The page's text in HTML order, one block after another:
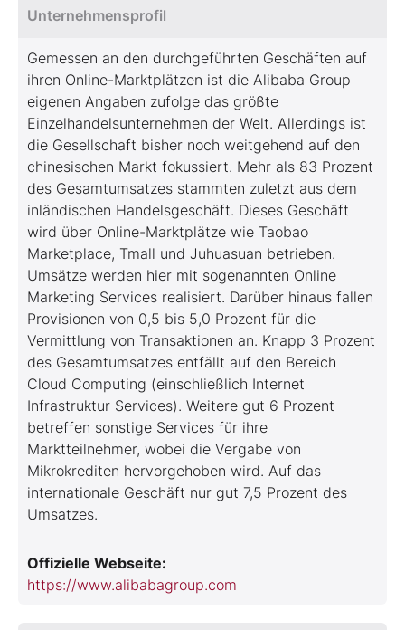
Unternehmensprofil
Gemessen an den durchgeführten Geschäften auf
ihren Online-Marktplätzen ist die Alibaba Group
eigenen Angaben zufolge das größte
Einzelhandelsunternehmen der Welt. Allerdings ist
die Gesellschaft bisher noch weitgehend auf den
chinesischen Markt fokussiert. Mehr als 83 Prozent
des Gesamtumsatzes stammten zuletzt aus dem
inländischen Handelsgeschäft. Dieses Geschäft
wird über Online-Marktplätze wie Taobao
Marketplace, Tmall und Juhuasuan betrieben.
Umsätze werden hier mit sogenannten Online
Marketing Services realisiert. Darüber hinaus fallen
Provisionen von 0,5 bis 5,0 Prozent für die
Vermittlung von Transaktionen an. Knapp 3 Prozent
des Gesamtumsatzes entfällt auf den Bereich
Cloud Computing (einschließlich Internet
Infrastruktur Services). Weitere gut 6 Prozent
betreffen sonstige Services für ihre
Marktteilnehmer, wobei die Vergabe von
Mikrokrediten hervorgehoben wird. Auf das
internationale Geschäft nur gut 7,5 Prozent des
Umsatzes.
Offizielle Webseite:
https://www.alibabagroup.com